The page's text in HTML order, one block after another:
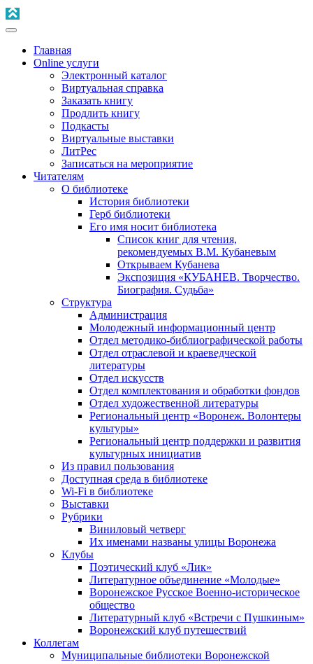
Главная
Online услуги
Электронный каталог
Виртуальная справка
Заказать книгу
Продлить книгу
Подкасты
Виртуальные выставки
ЛитРес
Записаться на мероприятие
Читателям
О библиотеке
История библиотеки
Герб библиотеки
Его имя носит библиотека
Список книг для чтения,
рекомендуемых В.М. Кубаневым
Открываем Кубанева
Экспозиция «КУБАНЕВ. Творчество.
Биография. Судьба»
Структура
Администрация
Молодежный информационный центр
Отдел методико-библиографической работы
Отдел отраслевой и краеведческой
литературы
Отдел искусств
Отдел комплектования и обработки фондов
Отдел художественной литературы
Региональный центр «Воронеж. Волонтеры
культуры»
Региональный центр поддержки и развития
культурных инициатив
Из правил пользования
Доступная среда в библиотеке
Wi-Fi в библиотеке
Выставки
Рубрики
Виниловый четверг
Их именами названы улицы Воронежа
Клубы
Поэтический клуб «Лик»
Литературное объединение «Молодые»
Воронежское Русское Военно-историческое
общество
Литературный клуб «Встречи с Пушкиным»
Воронежский клуб путешествий
Коллегам
Муниципальные библиотеки Воронежской